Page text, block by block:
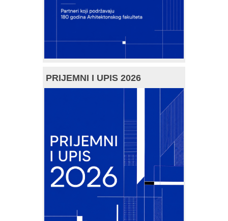
PRIJEMNI I UPIS 2026